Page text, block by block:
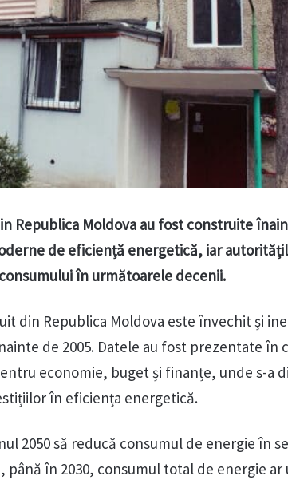
Republica Moldova au fost construite
de eficiență energetică, iar
în următoarele decenii.
din Republica Moldova este învechit și
de 2005. Datele au fost prezentate în
economie, buget și finanțe, unde s-a
în eficiența energetică.
2050 să reducă consumul de energie în
până în 2030, consumul total de energie ar